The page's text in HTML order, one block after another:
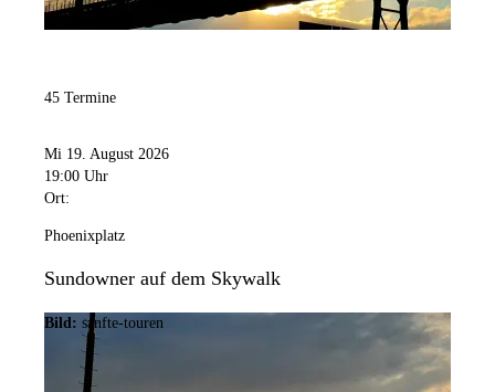
45 Termine
Mi 19. August 2026
19:00 Uhr
Ort:
Phoenixplatz
Sundowner auf dem Skywalk
Bild: sanfte-touren